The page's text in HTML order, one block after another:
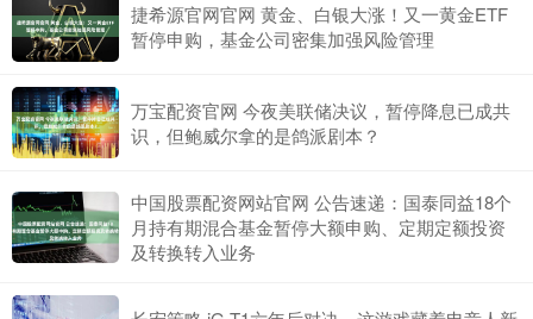
捷希源官网官网 黄金、白银大涨！又一黄金ETF
暂停申购，基金公司密集加强风险管理
万宝配资官网 今夜美联储决议，暂停降息已成共
识，但鲍威尔拿的是鸽派剧本？
中国股票配资网站官网 公告速递：国泰同益18个
月持有期混合基金暂停大额申购、定期定额投资
及转换转入业务